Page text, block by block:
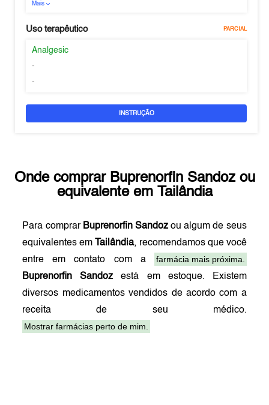
Mais
Uso terapêutico PARCIAL
Analgesic
-
-
INSTRUÇÃO
Onde comprar Buprenorfin Sandozou
equivalente em Tailândia
Para comprar Buprenorfin Sandozou algum de seus
equivalentes em
Tailândia, recomendamos que você
entre em contato com a
farmácia mais próxima.
Buprenorfin Sandoz está em estoque. Existem
diversos medicamentos vendidos de acordo com a
receita de seu médico.
Mostrar farmácias perto de mim.